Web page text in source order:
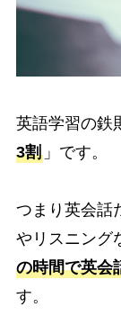
英語学習の鉄
3割」です。
つまり英会話
やリスニング
の時間で英会
す。